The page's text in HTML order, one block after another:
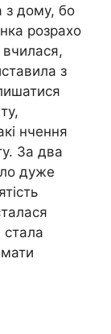
з дому, бо
розрахо
з
нчення
За два
дуже
стала